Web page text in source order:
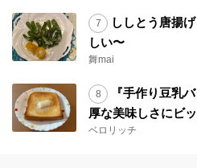
ししとう唐揚
しい〜
舞mai
『手作り豆乳
厚な美味しさにビ
ベロリッチ